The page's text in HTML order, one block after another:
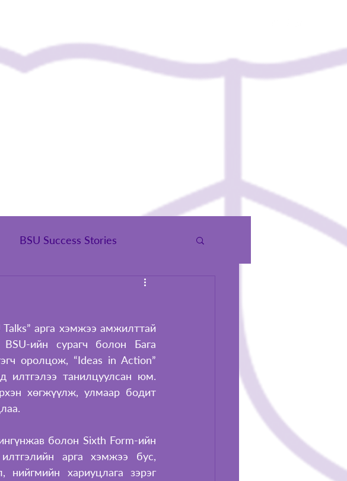
BSU Success Stories
арга хэмжээ амжилттай
ийн сурагч болон Бага
оролцож, “Ideas in Action”
илтгэлээ танилцуулсан юм.
хөгжүүлж, улмаар бодит
болон Sixth Form-ийн
арга хэмжээ бус,
нийгмийн хариуцлага зэрэг